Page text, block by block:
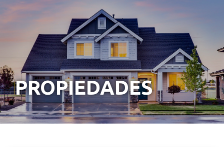
PROPIEDADES